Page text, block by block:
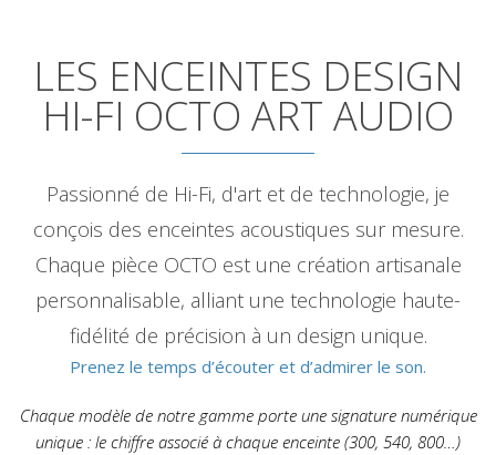
LES ENCEINTES DESIGN
HI-FI OCTO ART AUDIO
Passionné de Hi-Fi, d'art et de technologie, je
conçois des enceintes acoustiques sur mesure.
Chaque pièce OCTO est une création artisanale
personnalisable, alliant une technologie haute-
fidélité de précision à un design unique.
Prenez le temps d’écouter et d’admirer le son.
Chaque modèle de notre gamme porte une signature numérique
unique : le chiffre associé à chaque enceinte (300, 540, 800…)